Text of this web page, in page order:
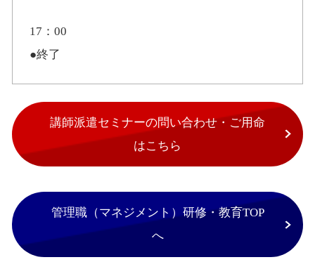
17：00
●終了
講師派遣セミナーの問い合わせ・ご用命
はこちら
管理職（マネジメント）研修・教育TOP
へ